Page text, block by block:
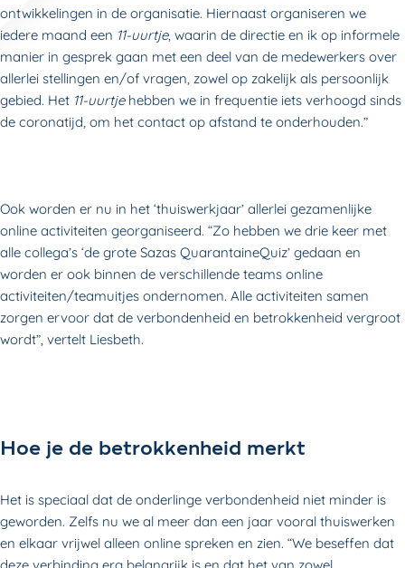
ontwikkelingen in de organisatie. Hiernaast organiseren we
iedere maand een 11-uurtje, waarin de directie en ik op informele
manier in gesprek gaan met een deel van de medewerkers over
allerlei stellingen en/of vragen, zowel op zakelijk als persoonlijk
gebied. Het 11-uurtjehebben we in frequentie iets verhoogd sinds
de coronatijd, om het contact op afstand te onderhouden.”
Ook worden er nu in het ‘thuiswerkjaar’ allerlei gezamenlijke
online activiteiten georganiseerd. “Zo hebben we drie keer met
alle collega’s ‘de grote Sazas QuarantaineQuiz’ gedaan en
worden er ook binnen de verschillende teams online
activiteiten/teamuitjes ondernomen. Alle activiteiten samen
zorgen ervoor dat de verbondenheid en betrokkenheid vergroot
wordt”, vertelt Liesbeth.
Hoe je de betrokkenheid merkt
Het is speciaal dat de onderlinge verbondenheid niet minder is
geworden. Zelfs nu we al meer dan een jaar vooral thuiswerken
en elkaar vrijwel alleen online spreken en zien. “We beseffen dat